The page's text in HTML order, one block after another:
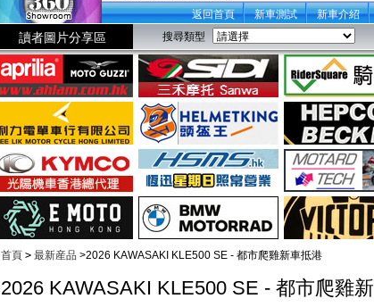
返回首頁
新車測試 新車介紹
讀者圖片分享區 搜尋類型
首頁 > 最新産品 >2026 KAWASAKI KLE500 SE - 都市爬雞新車抵港
2026 KAWASAKI KLE500 SE - 都市爬雞新